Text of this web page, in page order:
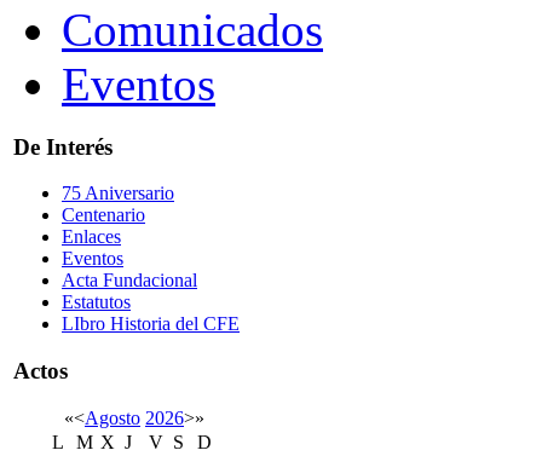
Comunicados
Eventos
De Interés
75 Aniversario
Centenario
Enlaces
Eventos
Acta Fundacional
Estatutos
LIbro Historia del CFE
Actos
«<Agosto 2026>»
L
M X J V S
D